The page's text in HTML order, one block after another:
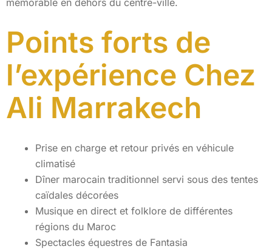
Points forts de
l’expérience Chez
Ali Marrakech
Prise en charge et retour privés en véhicule
climatisé
Dîner marocain traditionnel servi sous des tentes
caïdales décorées
Musique en direct et folklore de différentes
régions du Maroc
Spectacles équestres de Fantasia